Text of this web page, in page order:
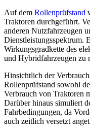
Auf dem Rollenprüfstand
Traktoren durchgeführt.
anderen Nutzfahrzeugen
Dienstleistungsspektrum.
Wirkungsgradkette des
und Hybridfahrzeugen zu
Hinsichtlich der
Rollenprüfstand sowohl
Verbrauch von Traktoren
Darüber hinaus simuliert
Fahrbedingungen, da
auch zeitlich versetzt